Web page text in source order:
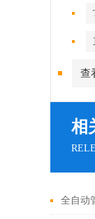
查
相
全自动